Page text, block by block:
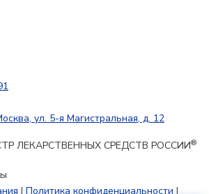
ул. 5-я Магистральная, д. 12
ЛЕКАРСТВЕННЫХ СРЕДСТВ РОССИИ®
| Политика конфиденциальности |